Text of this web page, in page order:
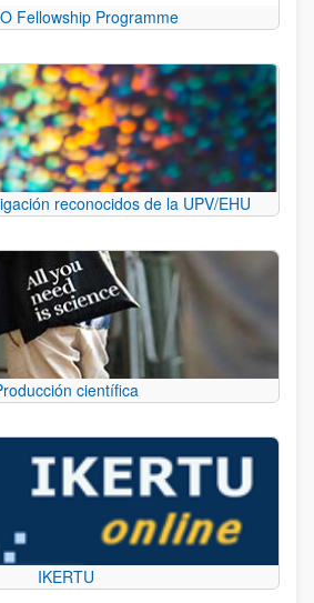
Fellowship Programme
reconocidos de la UPV/EHU
científica
IKERTU